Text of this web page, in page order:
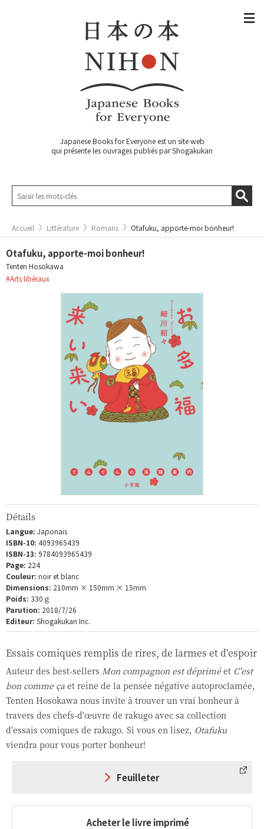
Japanese Books for Everyone est un site web
qui présente les ouvrages publiés par Shogakukan
Accueil Littérature Romans Otafuku, apporte-moi bonheur!
Otafuku, apporte-moi bonheur!
Tenten Hosokawa
#Arts libéraux
Détails
Langue: Japonais
ISBN-10: 4093965439
ISBN-13: 9784093965439
Page: 224
Couleur: noir et blanc
Dimensions: 210mm × 150mm × 15mm
Poids: 330ｇ
Parution: 2018/7/26
Editeur: Shogakukan Inc.
Essais comiques remplis de rires, de larmes et d'espoir
Auteur des best-sellers Mon compagnon est dépriméet C'est
bon comme ça et reine de la pensée négative autoproclamée,
Tenten Hosokawa nous invite à trouver un vrai bonheur à
travers des chefs-d'œuvre de rakugo avec sa collection
d'essais comiques de rakugo. Si vous en lisez, Otafuku
viendra pour vous porter bonheur!
Feuilleter
Acheter le livre imprimé